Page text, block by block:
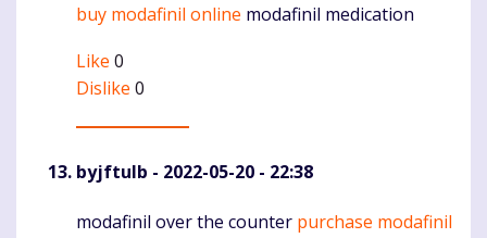
Komentaras
buy modafinil online modafinil medication
Like 0
Dislike 0
byjftulb - 2022-05-20 - 22:38
Komentaras
modafinil over the counter purchase modafinil